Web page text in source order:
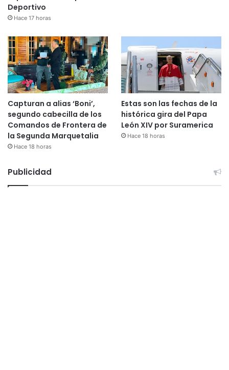
Deportivo
Hace 17 horas
Capturan a alias ‘Boni’,
segundo cabecilla de los
Comandos de Frontera de
la Segunda Marquetalia
Hace 18 horas
Estas son las fechas de la
histórica gira del Papa
León XIV por Suramerica
Hace 18 horas
Publicidad